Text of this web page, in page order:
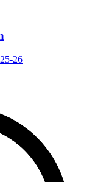
26